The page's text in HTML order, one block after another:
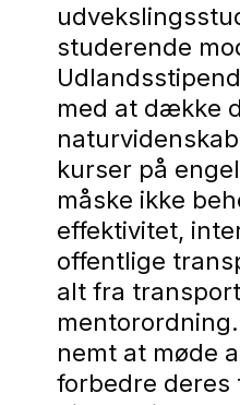
studerende
med at dække
kurser på
måske ikke
effektivitet,
offentlige
alt fra
nemt at møde
forbedre deres